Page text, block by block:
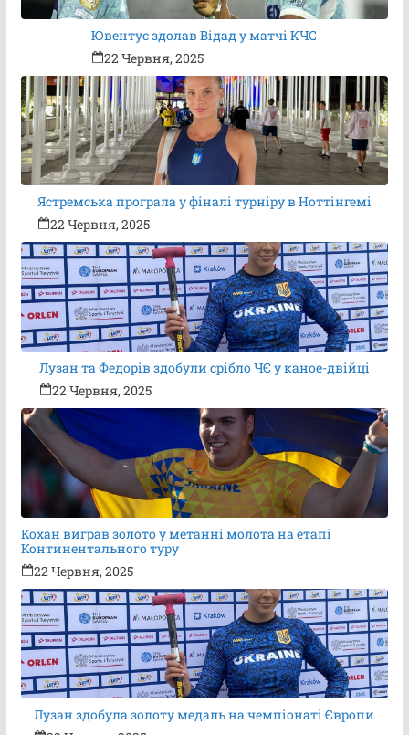
Ювентус здолав Відад у матчі КЧС
22 Червня, 2025
Ястремська програла у фіналі турніру в Ноттінгемі
22 Червня, 2025
Лузан та Федорів здобули срібло ЧЄ у каное-двійці
22 Червня, 2025
Кохан виграв золото у метанні молота на етапі
Континентального туру
22 Червня, 2025
Лузан здобула золоту медаль на чемпіонаті Європи